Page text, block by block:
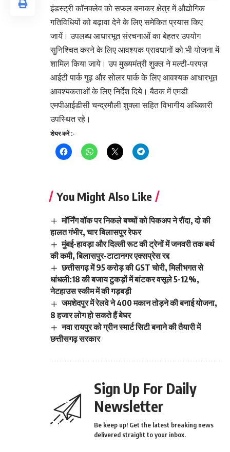
इंडस्ट्री कॉनक्लेव को सफल बनाकर क्षेत्र में औद्योगिक
गतिविधियों को बढ़ावा देने के लिए समेकित प्रयास किए
जायें। उपलब्ध आधारभूत संरचनाओं का बेहतर उपयोग
सुनिश्चित करने के लिए आवश्यक प्रावधानों को भी योजना में
शामिल किया जाये। उप मुख्यमंत्री शुक्ल ने मल्टी-परपज़
आईटी पार्क गुढ़ और सोलर पार्क के लिए आवश्यक आधारभूत
आवश्यकताओं के लिए निर्देश दिये। बैठक में एमडी
एमपीआईडीसी चन्द्रमौली शुक्ला सहित विभागीय अधिकारी
उपस्थित रहे।
शेयर करें :-
You Might Also Like
मॉर्निंग वॉक पर निकले बच्चों को पिकअप ने रौंदा, दो की
हालत गंभीर, चार बिलासपुर रेफर
मुंबई-हावड़ा और दिल्ली रूट की ट्रेनों में जनवरी तक बर्थ
की कमी, बिलासपुर-टाटानगर एक्सप्रेस रद्द
छत्तीसगढ़ में 95 करोड़ की GST चोरी, मिलीभगत से
धांधली:18 की बजाय टुकड़ों में बांटकर वसूले 5-12%,
नेटहाउस स्कीम में की गड़बड़ी
जमशेदपुर में रेलवे ने 400 मकान तोड़ने की बनाई योजना,
8 हजार लोग हो सकते हैं बेघर
नवा रायपुर को ग्रीन स्मार्ट सिटी बनाने की तैयारी में
छत्तीसगढ़ सरकार
Sign Up For Daily
Newsletter
Be keep up! Get the latest breaking news
delivered straight to your inbox.